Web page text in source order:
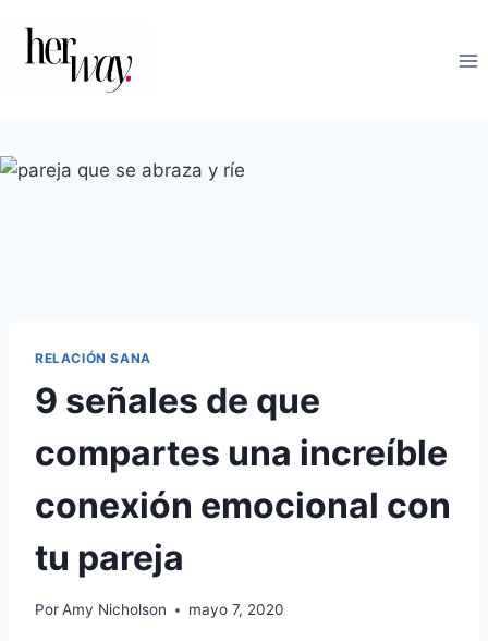
contenido
RELACIÓN SANA
9 señales de que
compartes una increíble
conexión emocional con
tu pareja
PorAmy Nicholson mayo 7, 2020